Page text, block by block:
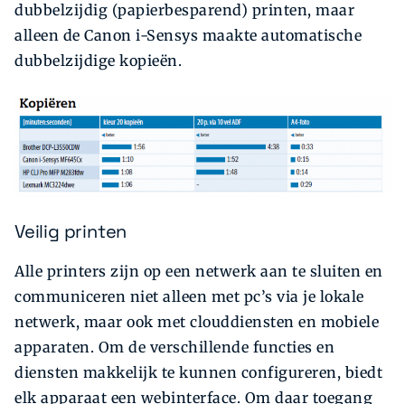
dubbelzijdig (papierbesparend) printen, maar
alleen de Canon i-Sensys maakte automatische
dubbelzijdige kopieën.
Veilig printen
Alle printers zijn op een netwerk aan te sluiten en
communiceren niet alleen met pc’s via je lokale
netwerk, maar ook met clouddiensten en mobiele
apparaten. Om de verschillende functies en
diensten makkelijk te kunnen configureren, biedt
elk apparaat een webinterface. Om daar toegang